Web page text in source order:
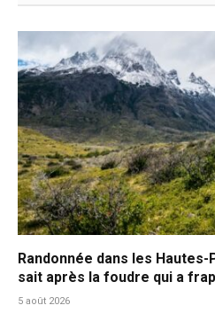
Randonnée dans les Hautes-
sait après la foudre qui a
5 août 2026